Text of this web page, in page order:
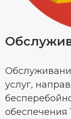
услуг,
обеспечения